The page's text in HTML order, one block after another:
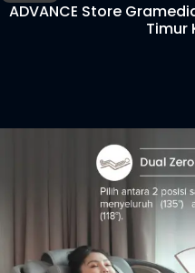
ADVANCE Store
Timur